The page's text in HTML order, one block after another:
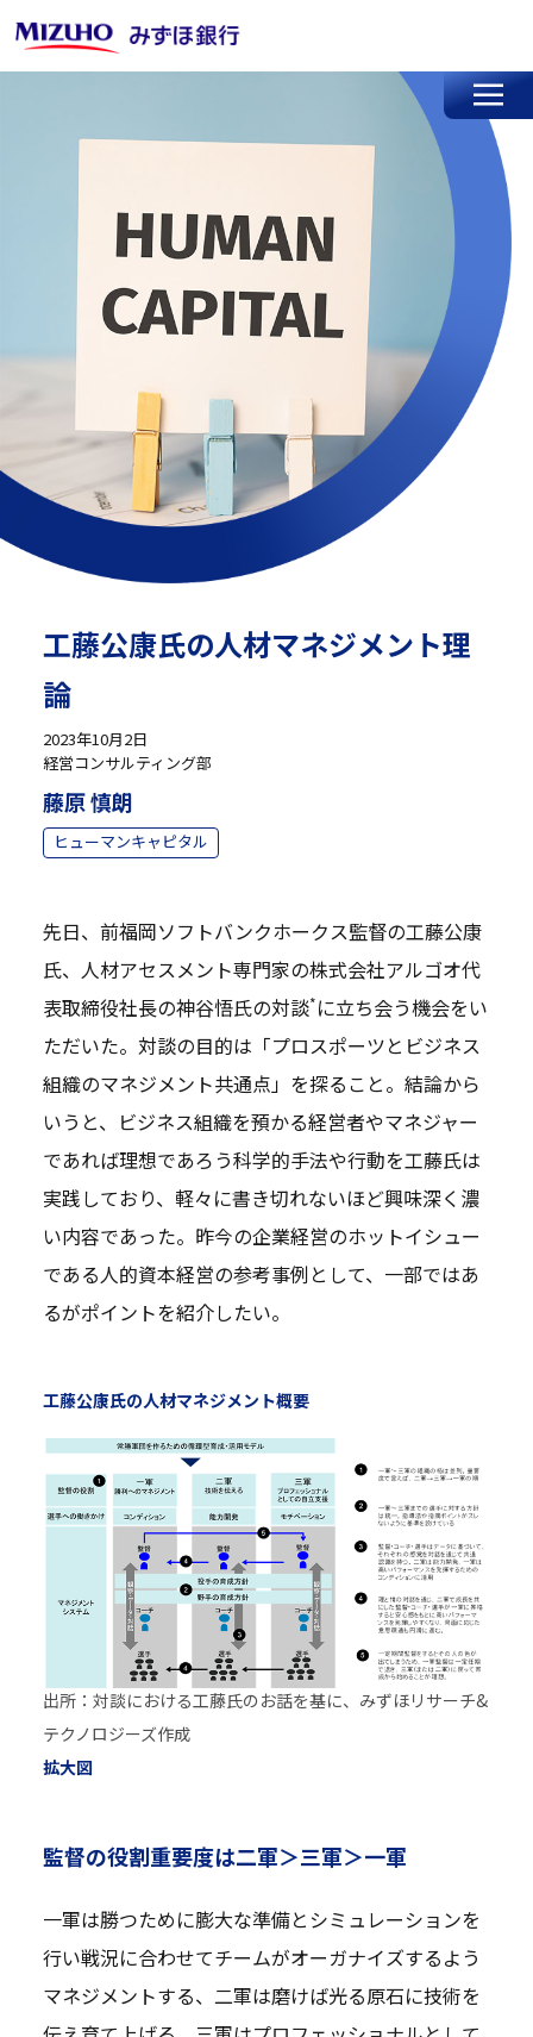
工藤公康氏の人材マネジメント理
論
2023年10月2日
経営コンサルティング部
藤原 慎朗
ヒューマンキャピタル
先日、前福岡ソフトバンクホークス監督の工藤公康
氏、人材アセスメント専門家の株式会社アルゴオ代
表取締役社長の神谷悟氏の対談*に立ち会う機会をい
ただいた。対談の目的は「プロスポーツとビジネス
組織のマネジメント共通点」を探ること。結論から
いうと、ビジネス組織を預かる経営者やマネジャー
であれば理想であろう科学的手法や行動を工藤氏は
実践しており、軽々に書き切れないほど興味深く濃
い内容であった。昨今の企業経営のホットイシュー
である人的資本経営の参考事例として、一部ではあ
るがポイントを紹介したい。
工藤公康氏の人材マネジメント概要
出所：対談における工藤氏のお話を基に、みずほリサーチ&
テクノロジーズ作成
拡大図
監督の役割重要度は二軍＞三軍＞一軍
一軍は勝つために膨大な準備とシミュレーションを
行い戦況に合わせてチームがオーガナイズするよう
マネジメントする、二軍は磨けば光る原石に技術を